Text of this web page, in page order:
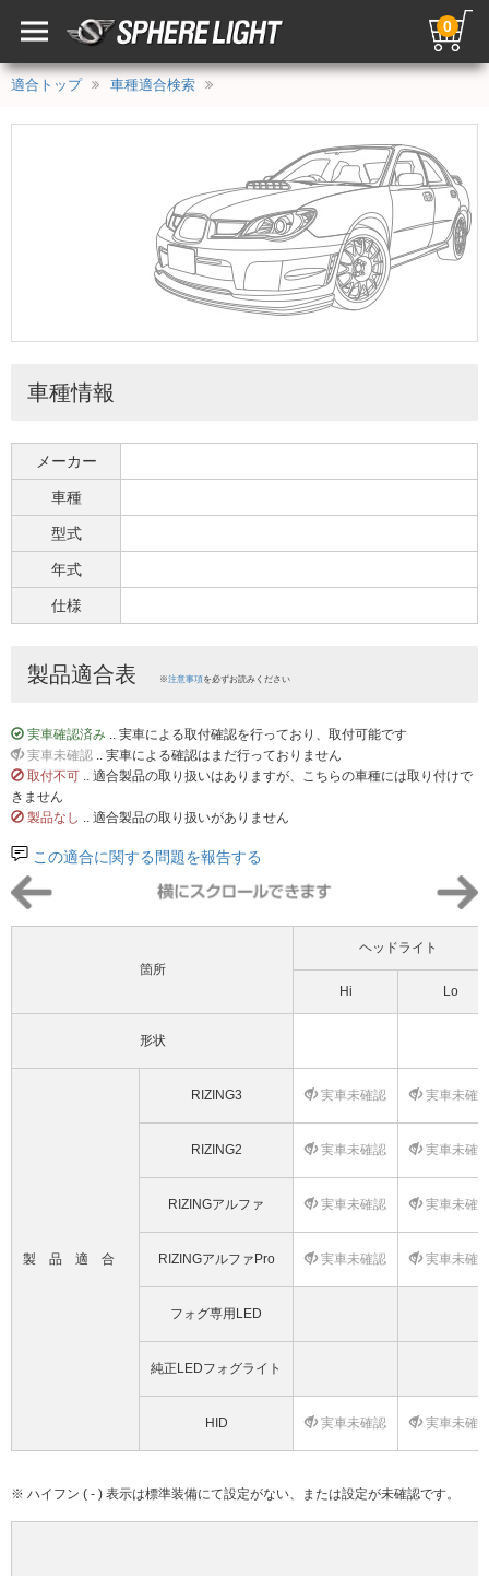
0
適合トップ 車種適合検索
車種情報
メーカー
車種
型式
年式
仕様
製品適合表 ※注意事項を必ずお読みください
実車確認済み .. 実車による取付確認を行っており、取付可能です
実車未確認 .. 実車による確認はまだ行っておりません
取付不可 .. 適合製品の取り扱いはありますが、こちらの車種には取り付けで
きません
製品なし .. 適合製品の取り扱いがありません
この適合に関する問題を報告する
箇所
ヘッドライト
Hi Lo
形状
製品適合
RIZING3 実車未確認 実車未確
RIZING2 実車未確認 実車未確
RIZINGアルファ 実車未確認 実車未確
RIZINGアルファPro 実車未確認 実車未確
フォグ専用LED
純正LEDフォグライト
HID 実車未確認 実車未確
※ ハイフン ( - ) 表示は標準装備にて設定がない、または設定が未確認です。